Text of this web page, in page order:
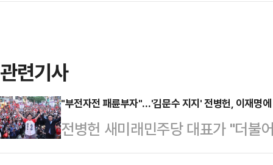
관련기사
"부전자전 패륜부자"…'김문수 지지' 전병헌, 이재명
전병헌 새미래민주당 대표가 "더불
나는 이 자리에 서 있지 않았을 것"